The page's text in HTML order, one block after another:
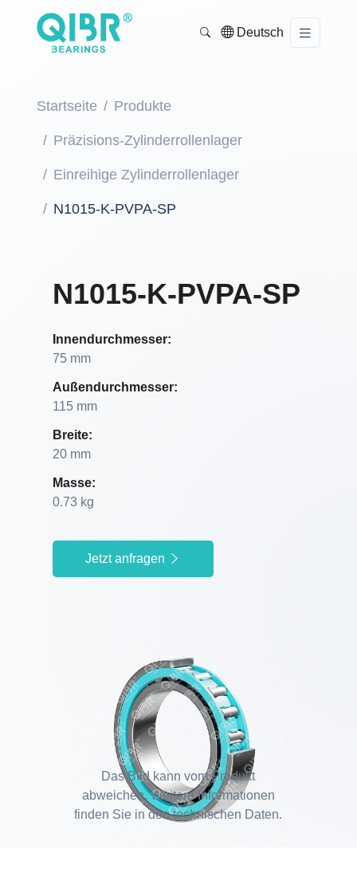
Deutsch
Startseite Produkte
Präzisions-Zylinderrollenlager
Einreihige Zylinderrollenlager
N1015-K-PVPA-SP
N1015-K-PVPA-SP
Innendurchmesser:
75 mm
Außendurchmesser:
115 mm
Breite:
20 mm
Masse:
0.73 kg
Jetzt anfragen
Das Bild kann vom Produkt
abweichen. Weitere Informationen
finden Sie in den technischen Daten.